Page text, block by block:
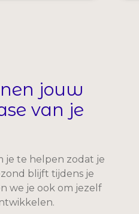
jouw
van je
je te helpen zodat je
blijft tijdens je
we je ook om jezelf